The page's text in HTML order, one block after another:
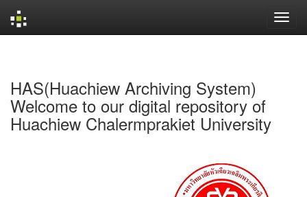
HAS(Huachiew Archiving System)
Welcome to our digital repository of
Huachiew Chalermprakiet University